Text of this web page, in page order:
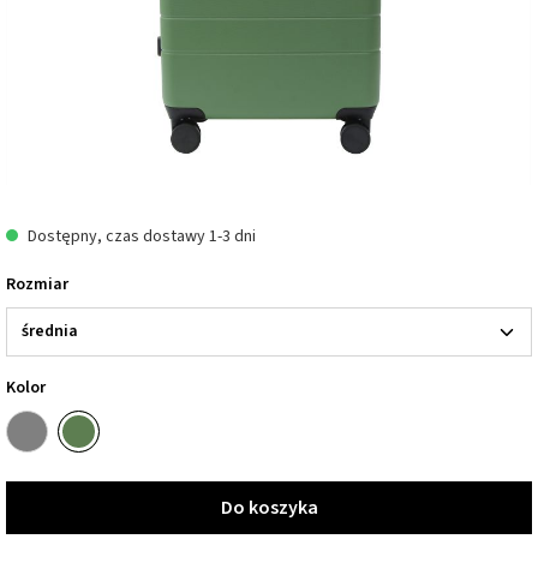
Dostępny, czas dostawy 1-3 dni
Rozmiar
Kolor
Do koszyka
Do koszyka